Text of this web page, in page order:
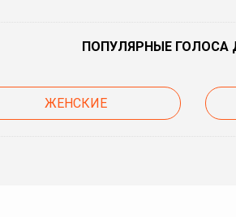
ПОПУЛЯРНЫЕ ГОЛОСА
ЖЕНСКИЕ